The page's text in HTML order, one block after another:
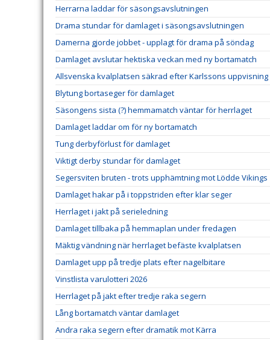
Herrarna laddar för säsongsavslutningen
Drama stundar för damlaget i säsongsavslutningen
Damerna gjorde jobbet - upplagt för drama på söndag
Damlaget avslutar hektiska veckan med ny bortamatch
Allsvenska kvalplatsen säkrad efter Karlssons uppvisning
Blytung bortaseger för damlaget
Säsongens sista (?) hemmamatch väntar för herrlaget
Damlaget laddar om för ny bortamatch
Tung derbyförlust för damlaget
Viktigt derby stundar för damlaget
Segersviten bruten - trots upphämtning mot Lödde Vikings
Damlaget hakar på i toppstriden efter klar seger
Herrlaget i jakt på serieledning
Damlaget tillbaka på hemmaplan under fredagen
Mäktig vändning när herrlaget befäste kvalplatsen
Damlaget upp på tredje plats efter nagelbitare
Vinstlista varulotteri 2026
Herrlaget på jakt efter tredje raka segern
Lång bortamatch väntar damlaget
Andra raka segern efter dramatik mot Kärra